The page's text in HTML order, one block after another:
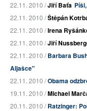
22.11. 2010 /Jiří Baťa
22.11. 2010 /Štěpán
22.11. 2010 /Irena
22.11. 2010 /Jiří
22.11. 2010 /Barbara
Aljašce"
22.11. 2010 /Obama
19.11. 2010 /Michael
20.11. 2010 /Ratzinger: